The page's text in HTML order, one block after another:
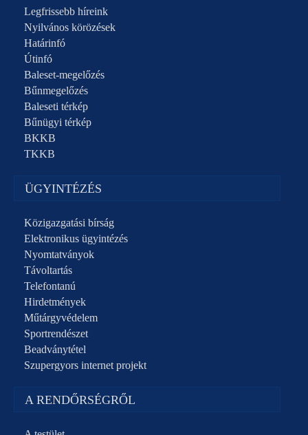
Legfrissebb híreink
Nyilvános körözések
Határinfó
Útinfó
Baleset-megelőzés
Bűnmegelőzés
Baleseti térkép
Bűnügyi térkép
BKKB
TKKB
ÜGYINTÉZÉS
Közigazgatási bírság
Elektronikus ügyintézés
Nyomtatványok
Távoltartás
Telefontanú
Hirdetmények
Műtárgyvédelem
Sportrendészet
Beadványtétel
Szupergyors internet projekt
A RENDŐRSÉGRŐL